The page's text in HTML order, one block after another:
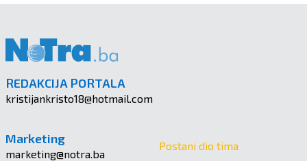
REDAKCIJA PORTALA
kristijankristo18@hotmail.com
Marketing
marketing@notra.ba
Postani dio tima